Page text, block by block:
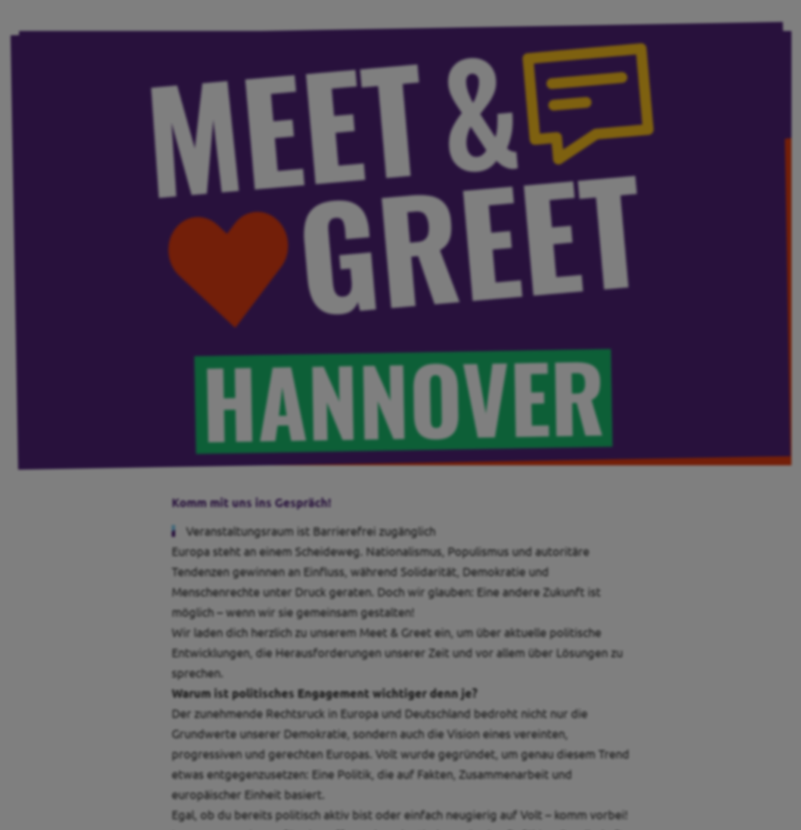
Kennenlernen und mitmachen
Komm mit uns ins Gespräch!
Veranstaltungsraum ist Barrierefrei zugänglich
Europa steht an einem Scheideweg. Nationalismus, Populismus und autoritäre
Tendenzen gewinnen an Einfluss, während Solidarität, Demokratie und
Menschenrechte unter Druck geraten. Doch wir glauben: Eine andere Zukunft ist
möglich – wenn wir sie gemeinsam gestalten!
Wir laden dich herzlich zu unserem Meet & Greet ein, um über aktuelle politische
Entwicklungen, die Herausforderungen unserer Zeit und vor allem über Lösungen zu
sprechen.
Warum ist politisches Engagement wichtiger denn je?
Der zunehmende Rechtsruck in Europa und Deutschland bedroht nicht nur die
Grundwerte unserer Demokratie, sondern auch die Vision eines vereinten,
progressiven und gerechten Europas. Volt wurde gegründet, um genau diesem Trend
etwas entgegenzusetzen: Eine Politik, die auf Fakten, Zusammenarbeit und
europäischer Einheit basiert.
Egal, ob du bereits politisch aktiv bist oder einfach neugierig auf Volt – komm vorbei!